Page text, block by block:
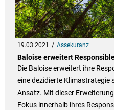
19.03.2021 Assekuranz
Baloise erweitert
Die Baloise erweitert ihre
eine dezidierte Klimastrategie
Ansatz. Mit dieser
Fokus innerhalb ihres